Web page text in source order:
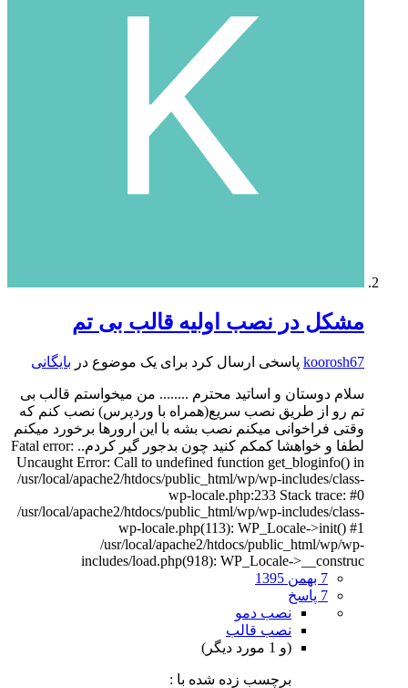
مشکل در نصب اولیه قالب بی تم
koorosh67 پاسخی ارسال کرد برای یک موضوع در بایگانی
سلام دوستان و اساتید محترم ........ من میخواستم قالب بی
تم رو از طریق نصب سریع(همراه با وردپرس) نصب کنم که
وقتی فراخوانی میکنم نصب بشه با این ارورها برخورد میکنم
لطفا و خواهشا کمکم کنید چون بدجور گیر کردم.. Fatal error:
Uncaught Error: Call to undefined function get_bloginfo() in
/usr/local/apache2/htdocs/public_html/wp/wp-includes/class-
wp-locale.php:233 Stack trace: #0
/usr/local/apache2/htdocs/public_html/wp/wp-includes/class-
wp-locale.php(113): WP_Locale->init() #1
/usr/local/apache2/htdocs/public_html/wp/wp-
includes/load.php(918): WP_Locale->__construc
7 بهمن 1395
7 پاسخ
نصب دمو
نصب قالب
(و 1 مورد دیگر)
برچسب زده شده با :